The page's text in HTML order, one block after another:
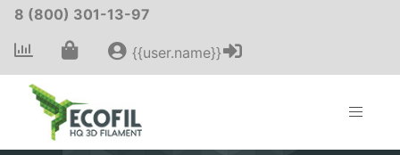
8 (800) 301-13-97
{{user.name}}